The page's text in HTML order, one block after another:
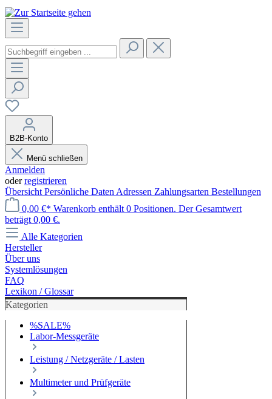
B2B-Konto
Menü schließen
Anmelden
oderregistrieren
Übersicht Persönliche Daten Adressen Zahlungsarten Bestellungen
0,00 €* Warenkorb enthält 0 Positionen. Der Gesamtwert
beträgt 0,00 €.
Alle Kategorien
Hersteller
Über uns
Systemlösungen
FAQ
Lexikon / Glossar
Kategorien
%SALE%
Labor-Messgeräte
Leistung / Netzgeräte / Lasten
Multimeter und Prüfgeräte